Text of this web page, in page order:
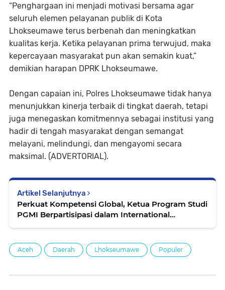
“Penghargaan ini menjadi motivasi bersama agar
seluruh elemen pelayanan publik di Kota
Lhokseumawe terus berbenah dan meningkatkan
kualitas kerja. Ketika pelayanan prima terwujud, maka
kepercayaan masyarakat pun akan semakin kuat,”
demikian harapan DPRK Lhokseumawe.
Dengan capaian ini, Polres Lhokseumawe tidak hanya
menunjukkan kinerja terbaik di tingkat daerah, tetapi
juga menegaskan komitmennya sebagai institusi yang
hadir di tengah masyarakat dengan semangat
melayani, melindungi, dan mengayomi secara
maksimal. (ADVERTORIAL).
Artikel Selanjutnya
Perkuat Kompetensi Global, Ketua Program Studi
PGMI Berpartisipasi dalam International
Aceh Daerah Lhokseumawe Populer